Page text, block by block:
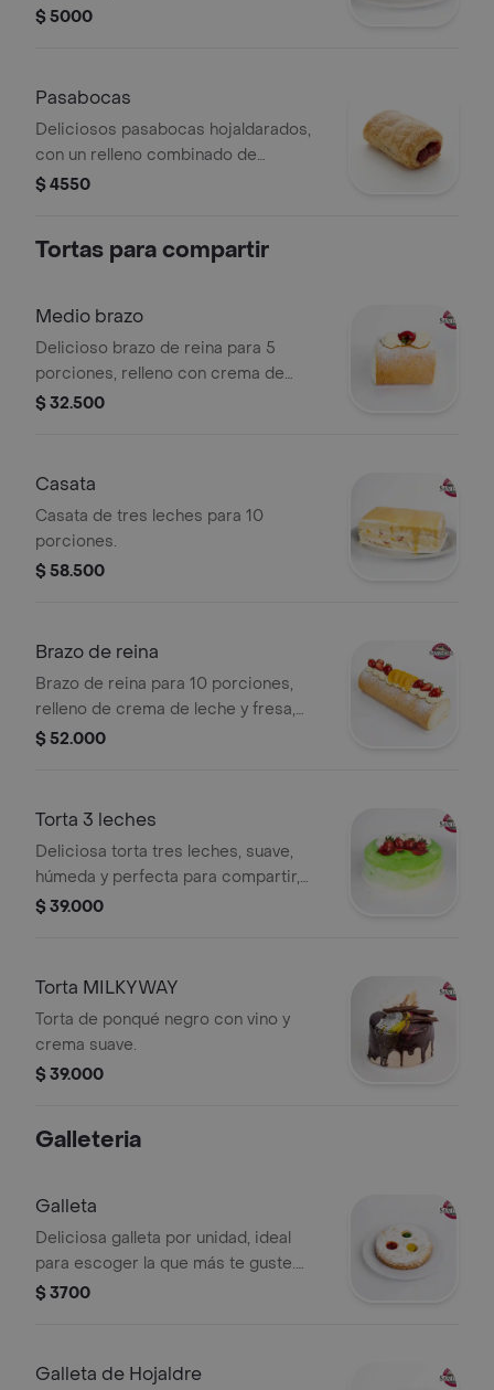
$ 5000
Pasabocas
Deliciosos pasabocas hojaldarados,
con un relleno combinado de
bocadillo, queso y arequipe que
por dentro, son ideales para
reuniones o disfrutar como un antojo
$ 4550
Tortas para compartir
Medio brazo
Delicioso brazo de reina para 5
porciones, relleno con crema de
leche y fresas frescas, con
ideal para compartir en una ocasión
un toque artesanal.
$ 32.500
Casata
Casata de tres leches para 10
porciones.
$ 58.500
Brazo de reina
Brazo de reina para 10 porciones,
relleno de crema de leche y fresa,
decorado con fresa y melocotón.
$ 52.000
Torta 3 leches
Deliciosa torta tres leches, suave,
húmeda y perfecta para compartir,
con cubierta de crema blanca y un
celebraciones, reuniones o para
toque especial.
$ 39.000
Torta MILKYWAY
Torta de ponqué negro con vino y
crema suave.
$ 39.000
Galleteria
Galleta
Deliciosa galleta por unidad, ideal
para escoger la que más te guste.
Perfecta para acompañar el café,
$ 3700
Galleta de Hojaldre